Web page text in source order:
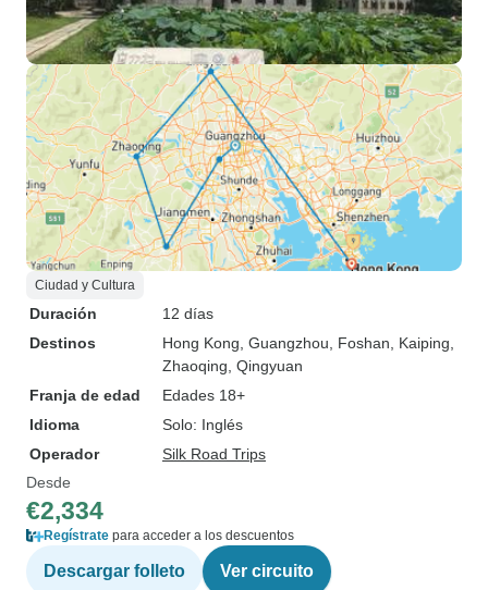
Ciudad y Cultura
Duración
12 días
Destinos
Hong Kong , Guangzhou , Foshan , Kaiping
Zhaoqing , Qingyuan
Franja de edad
Edades 18+
Idioma
Solo: Inglés
Operador
Silk Road Trips
Desde
€2,334
Regístrate para acceder a los descuentos
Descargar folleto Ver circuito